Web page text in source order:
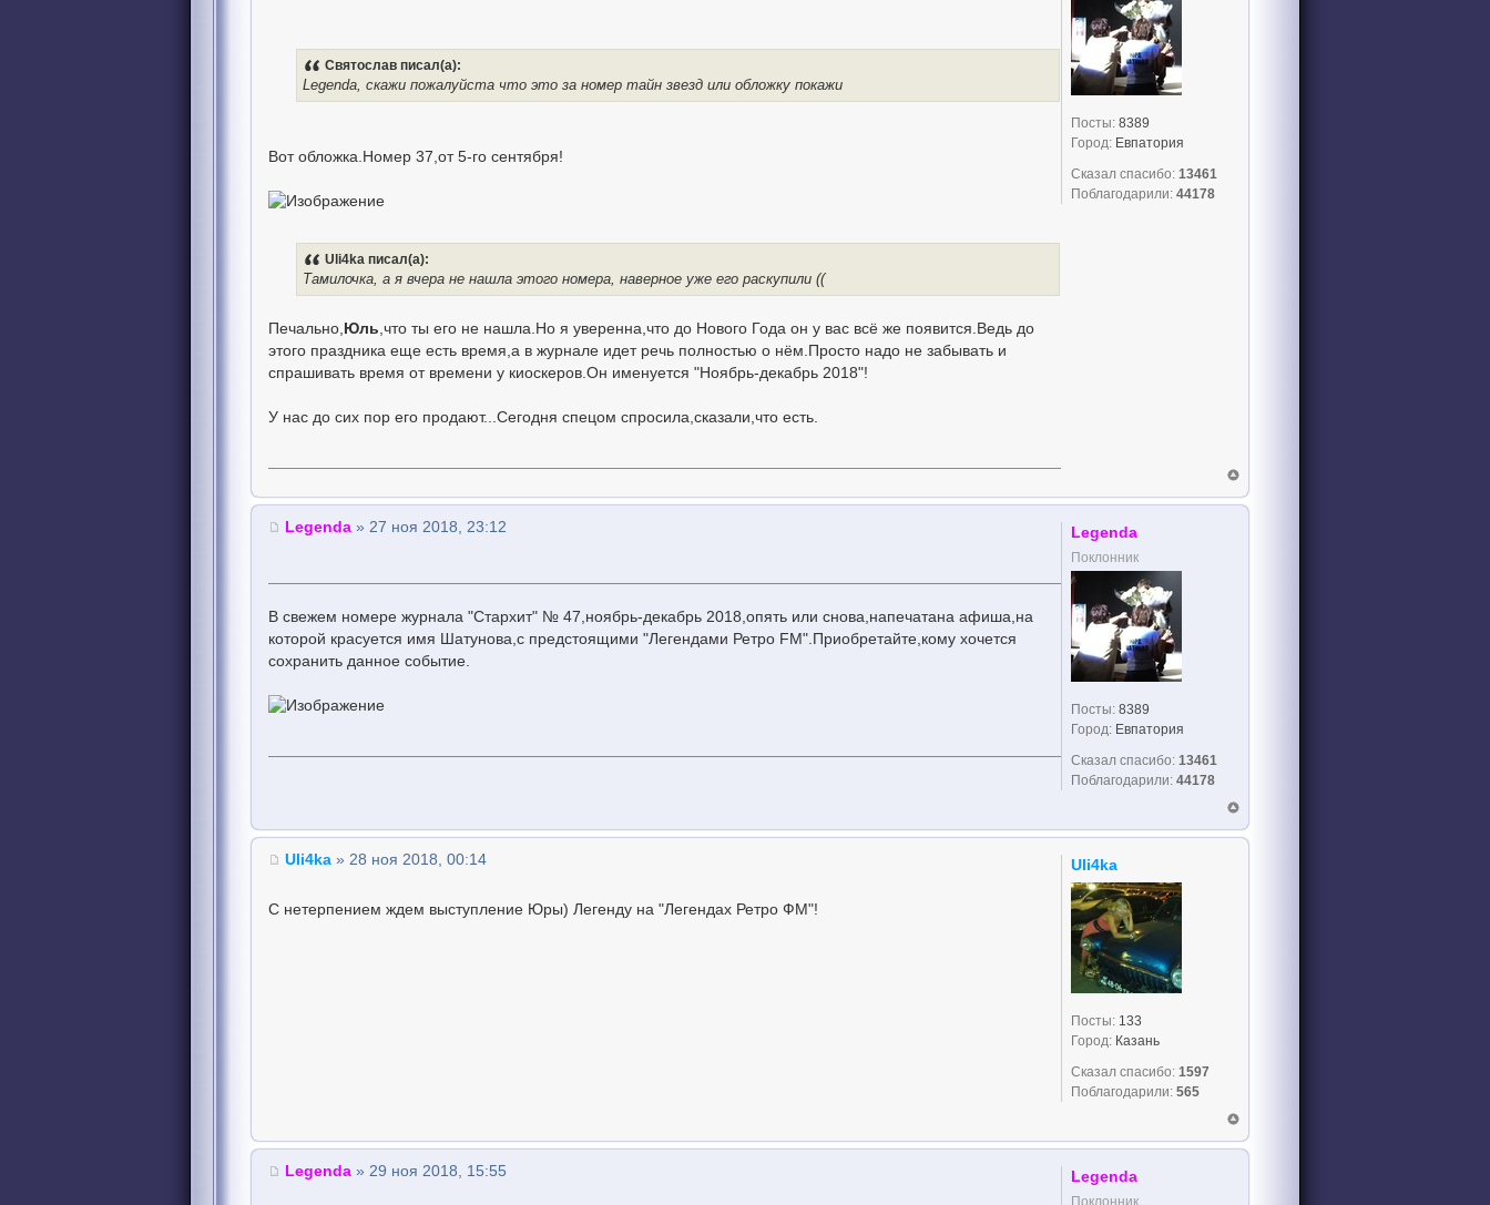
Святослав писал(а):
Legenda, скажи пожалуйста что это за номер тайн звезд или обложку покажи
Вот обложка.Номер 37,от 5-го сентября!
Uli4ka писал(а):
Тамилочка, а я вчера не нашла этого номера, наверное уже его раскупили ((
Печально, Юль ,что ты его не нашла.Но я уверенна,что до Нового Года он у вас всё же появится.Ведь до
этого праздника еще есть время,а в журнале идет речь полностью о нём.Просто надо не забывать и
спрашивать время от времени у киоскеров.Он именуется "Ноябрь-декабрь 2018"!
У нас до сих пор его продают...Сегодня спецом спросила,сказали,что есть.
Посты: 8389
Город: Евпатория
Сказал спасибо: 13461
Поблагодарили: 44178
Legenda » 27 ноя 2018, 23:12
В свежем номере журнала "Стархит" № 47,ноябрь-декабрь 2018,опять или снова,напечатана афиша,на
которой красуется имя Шатунова,с предстоящими "Легендами Ретро FM".Приобретайте,кому хочется
сохранить данное событие.
Legenda
Поклонник
Посты: 8389
Город: Евпатория
Сказал спасибо: 13461
Поблагодарили: 44178
Uli4ka » 28 ноя 2018, 00:14
С нетерпением ждем выступление Юры) Легенду на "Легендах Ретро ФМ"!
Uli4ka
Посты: 133
Город: Казань
Сказал спасибо: 1597
Поблагодарили: 565
Legenda » 29 ноя 2018, 15:55 Legenda
Поклонник